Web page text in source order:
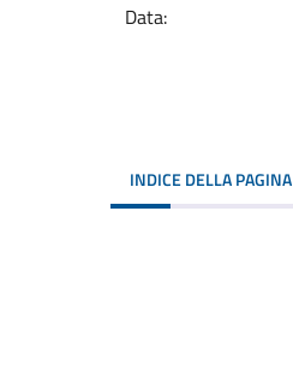
Data:
INDICE DELLA PAGINA